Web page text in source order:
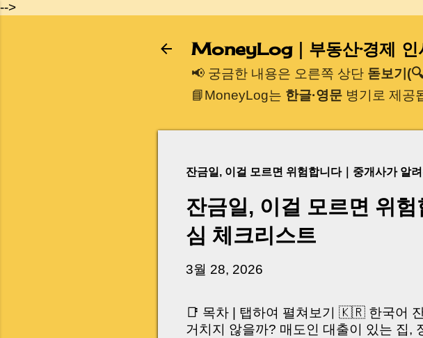
-->
기
MoneyLog｜부동산·경제 인
📢 궁금한 내용은 오른쪽 상단 돋보기
📘MoneyLog는 한글·영문 병기로 제공
잔금일, 이걸 모르면 위험합니다｜중개사가 알
잔금일, 이걸 모르면 위
심 체크리스트
3월 28, 2026
📑 목차 | 탭하여 펼쳐보기 🇰🇷 한국어
거치지 않을까? 매도인 대출이 있는 집,